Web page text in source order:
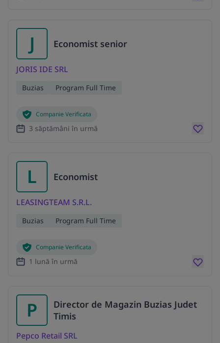
J Economist senior
JORIS IDE SRL
Buzias Program Full Time
Companie Verificata
3 săptămâni în urmă
L Economist
LEASINGTEAM S.R.L.
Buzias Program Full Time
Companie Verificata
1 lună în urmă
P
Director de Magazin Buzias Judet
Timis
Pepco Retail SRL